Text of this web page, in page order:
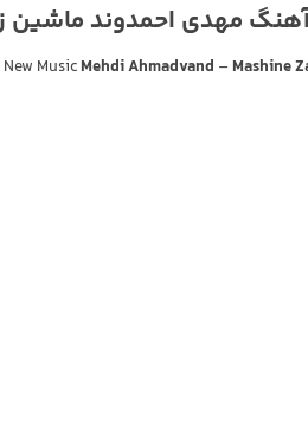
مهدی احمدوند ماشین
MusicMehdi Ahmadvand – Mashine